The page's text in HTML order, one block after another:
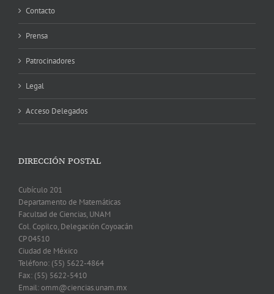
Contacto
Prensa
Patrocinadores
Legal
Acceso Delegados
DIRECCIÓN POSTAL
Cubículo 201
Departamento de Matemáticas
Facultad de Ciencias, UNAM
Col. Copilco, Delegación Coyoacán
CP 04510
Ciudad de México
Teléfono: (55) 5622-4864
Fax: (55) 5622-5410
Email: omm@ciencias.unam.mx